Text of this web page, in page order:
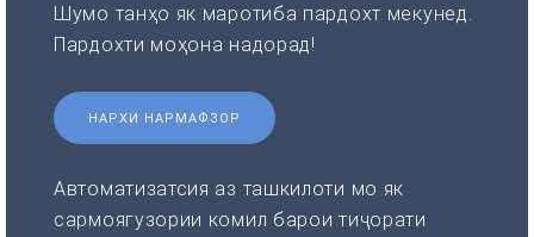
Шумо танҳо як маротиба пардохт мекунед.
Пардохти моҳона надорад!
НАРХИ НАРМАФЗОР
Автоматизатсия аз ташкилоти мо як
сармоягузории комил барои тиҷорати